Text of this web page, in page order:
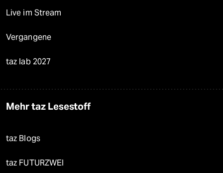
Live im Stream
Vergangene
taz lab 2027
Mehr taz Lesestoff
taz Blogs
taz FUTURZWEI